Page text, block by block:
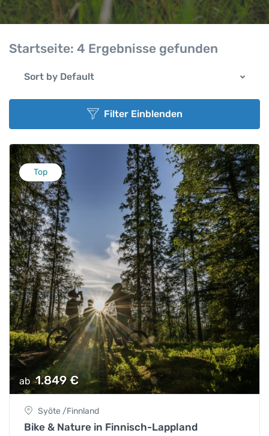
Startseite: 4 Ergebnisse gefunden
Sort by Default
Filter Einblenden
Top
ab 1.849€
Syöte /Finnland
Bike & Nature in Finnisch-Lappland